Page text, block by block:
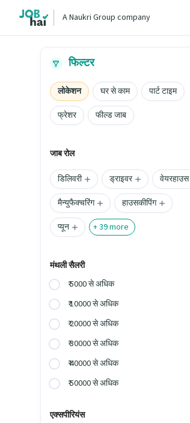
A Naukri Group company
फिल्टर
लोकेशन घर से काम
पार्ट टाइम
फ्रेशर
फील्ड जाब
जाब रोल
डिलिवरी ड्राइवर
वेयरहाउस
मैन्युफैक्चरिंग
हाउसकीपिंग
प्यून
+39more
मंथली सैलरी
₹ 5000 से अधिक
₹ 10000 से अधिक
₹ 20000 से अधिक
₹ 30000 से अधिक
₹ 40000 से अधिक
₹ 50000 से अधिक
एक्सपीरियंस